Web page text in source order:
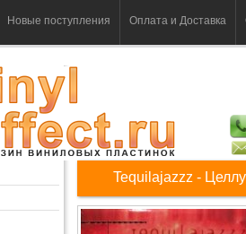
Новые поступления Оплата и Доставка
Tequilajazzz -